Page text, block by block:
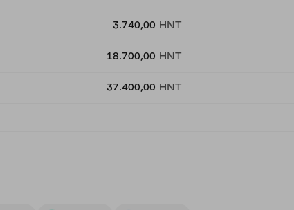
3.740,00 HNT
18.700,00 HNT
37.400,00 HNT